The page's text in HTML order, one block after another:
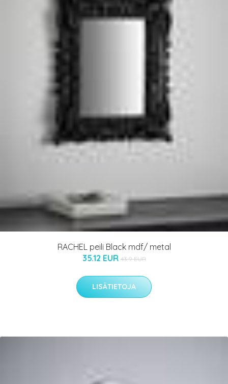
RACHEL peili Black mdf/ metal
35.12 EUR 43.9 EUR
LISÄTIETOJA